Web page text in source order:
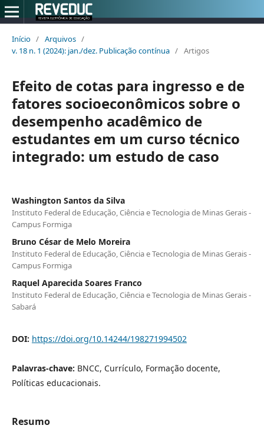
Início / Arquivos /
v. 18 n. 1 (2024): jan./dez. Publicação contínua / Artigos
Efeito de cotas para ingresso e de
fatores socioeconômicos sobre o
desempenho acadêmico de
estudantes em um curso técnico
integrado: um estudo de caso
Washington Santos da Silva
Instituto Federal de Educação, Ciência e Tecnologia de Minas Gerais -
Campus Formiga
Bruno César de Melo Moreira
Instituto Federal de Educação, Ciência e Tecnologia de Minas Gerais -
Campus Formiga
Raquel Aparecida Soares Franco
Instituto Federal de Educação, Ciência e Tecnologia de Minas Gerais -
Sabará
DOI: https://doi.org/10.14244/198271994502
Palavras-chave: BNCC, Currículo, Formação docente,
Políticas educacionais.
Resumo